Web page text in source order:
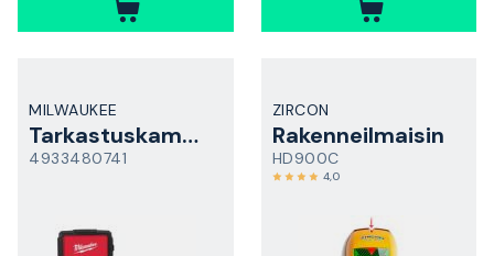
MILWAUKEE
Tarkastuskamera
4933480741
ZIRCON
Rakenneilmaisin
HD900C
4,0